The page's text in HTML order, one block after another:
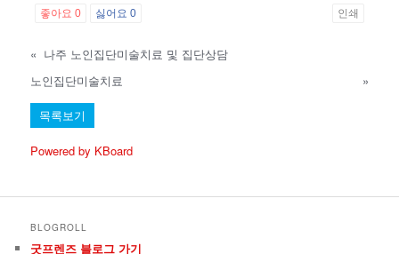
좋아요0 싫어요0 인쇄
« 나주 노인집단미술치료 및 집단상담
노인집단미술치료
»
목록보기
Powered by KBoard
BLOGROLL
굿프렌즈 블로그 가기